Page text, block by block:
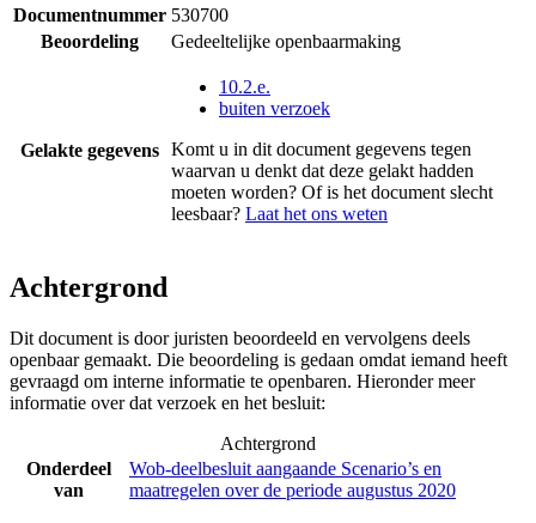
Documentnummer 530700
Beoordeling
Gedeeltelijke openbaarmaking
Gelakte gegevens
10.2.e.
buiten verzoek
Komt u in dit document gegevens tegen
waarvan u denkt dat deze gelakt hadden
moeten worden? Of is het document slecht
leesbaar? Laat het ons weten
Achtergrond
Dit document is door juristen beoordeeld en vervolgens deels
openbaar gemaakt. Die beoordeling is gedaan omdat iemand heeft
gevraagd om interne informatie te openbaren. Hieronder meer
informatie over dat verzoek en het besluit:
Achtergrond
Onderdeel
van
Wob-deelbesluit aangaande Scenario’s en
maatregelen over de periode augustus 2020